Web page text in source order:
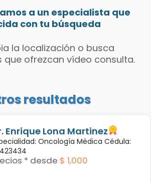
a un especialista que
con tu búsqueda
la localización o busca
que ofrezcan vídeo consulta.
resultados
Enrique Lona Martinez
Oncología Médica Cédula:
* desde $ 1,000